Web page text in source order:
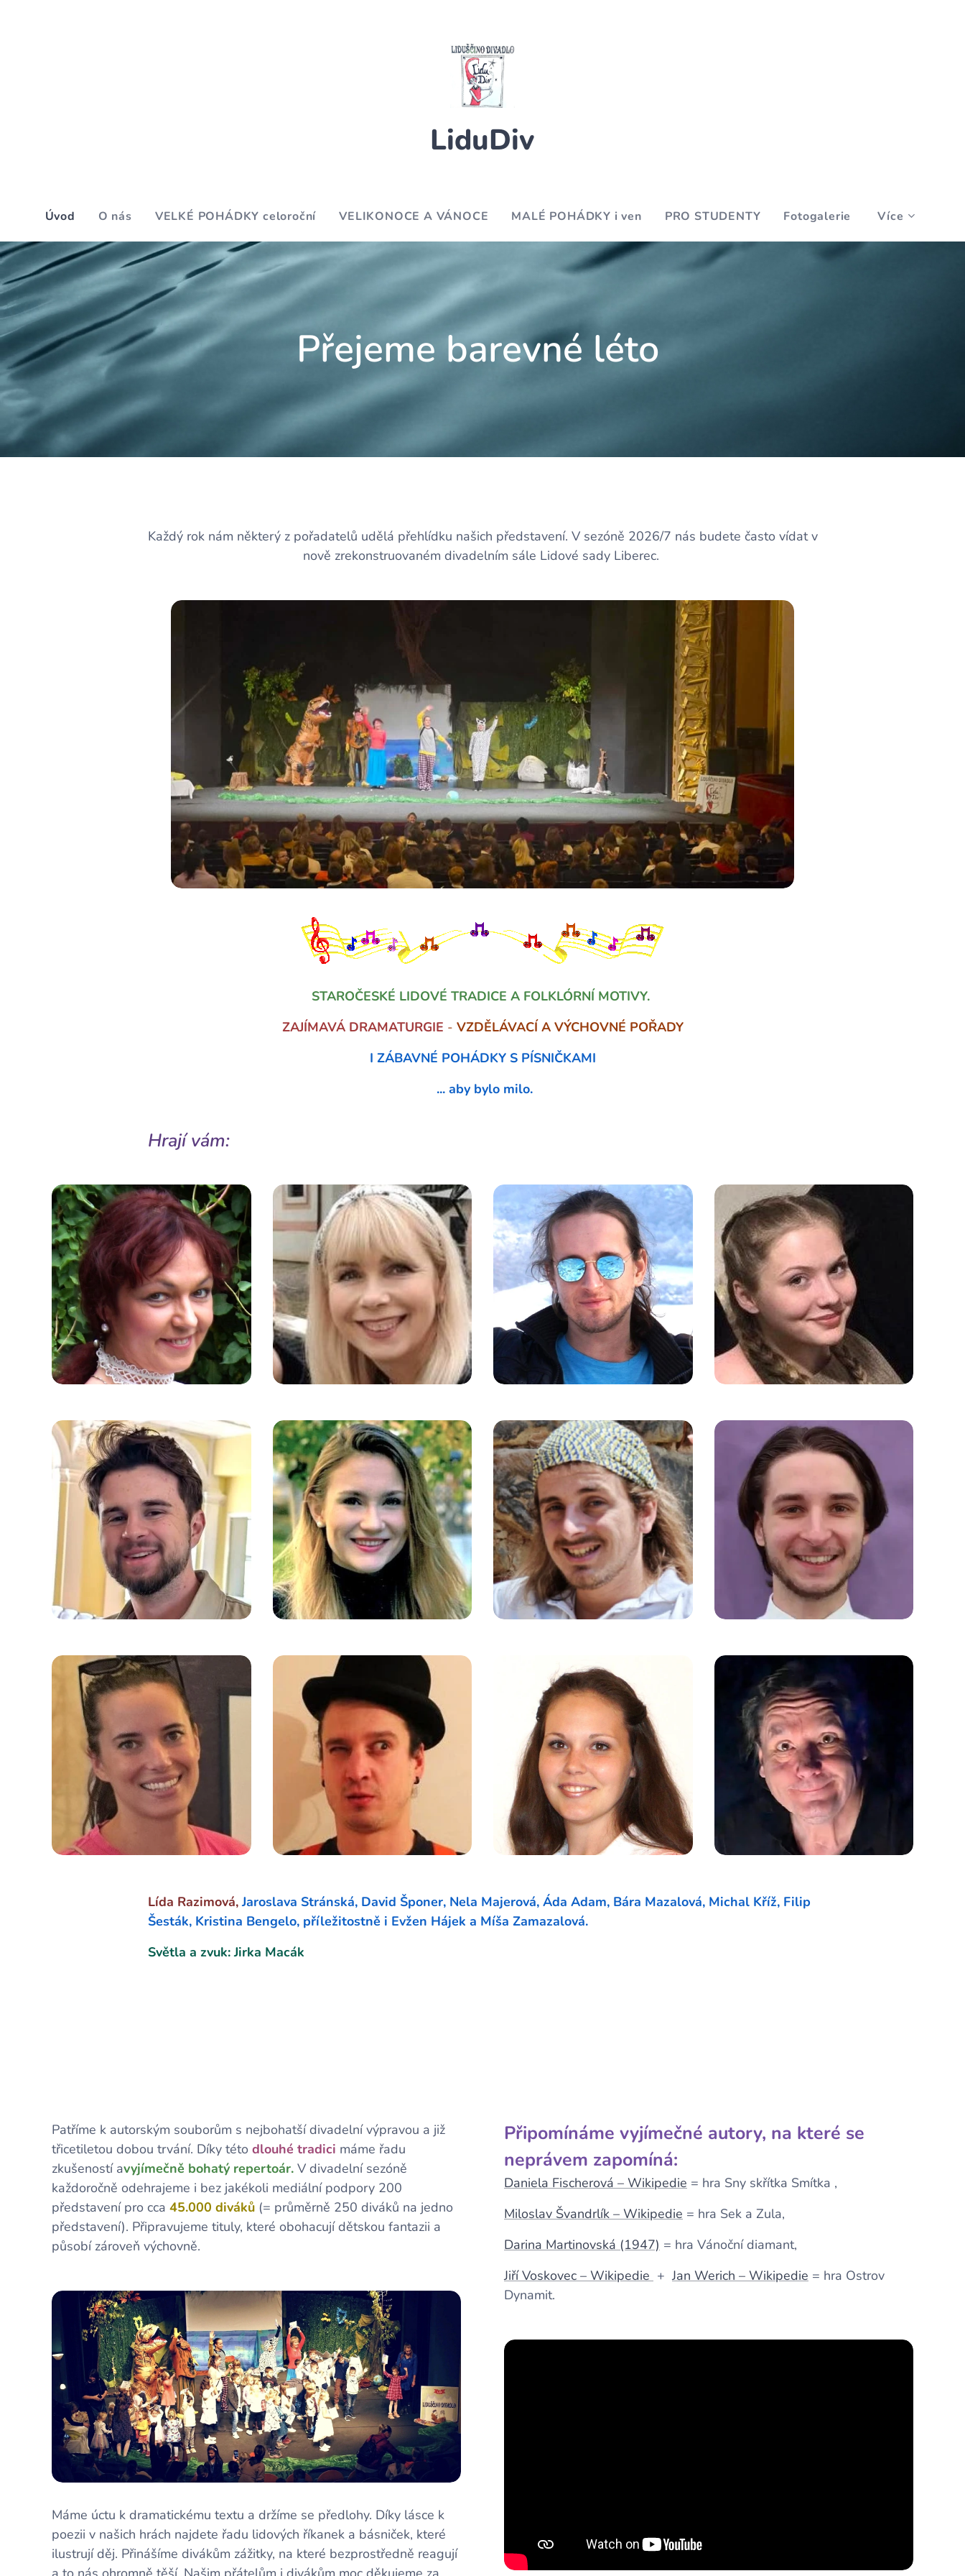
LiduDiv
Úvod O nás VELKÉ POHÁDKY celoroční VELIKONOCE A VÁNOCE MALÉ POHÁDKY i ven PRO STUDENTY Fotogalerie Více
Přejeme barevné léto
Každý rok nám některý z pořadatelů udělá přehlídku našich představení. V sezóně 2026/7 nás budete často vídat v
nově zrekonstruovaném divadelním sále Lidové sady Liberec.
STAROČESKÉ LIDOVÉ TRADICE A FOLKLÓRNÍ MOTIVY.
ZAJÍMAVÁ DRAMATURGIE - VZDĚLÁVACÍ A VÝCHOVNÉ POŘADY
I ZÁBAVNÉ POHÁDKY S PÍSNIČKAMI
... aby bylo milo.
Hrají vám:
Lída Razimová,Jaroslava Stránská, David Šponer, Nela Majerová, Áda Adam, Bára Mazalová, Michal Kříž, Filip
Šesták, Kristina Bengelo, příležitostně i Evžen Hájek a Míša Zamazalová.
Světla a zvuk: Jirka Macák
Patříme k autorským souborům s nejbohatší divadelní výpravou a již
třicetiletou dobou trvání. Díky této dlouhé tradici máme řadu
zkušeností avyjímečně bohatý repertoár. V divadelní sezóně
každoročně odehrajeme i bez jakékoli mediální podpory 200
představení pro cca 45.000 diváků (= průměrně 250 diváků na jedno
představení). Připravujeme tituly, které obohacují dětskou fantazii a
působí zároveň výchovně.
Máme úctu k dramatickému textu a držíme se předlohy. Díky lásce k
poezii v našich hrách najdete řadu lidových říkanek a básniček, které
ilustrují děj. Přinášíme divákům zážitky, na které bezprostředně reagují
Připomínáme vyjímečné autory, na které se
neprávem zapomíná:
Daniela Fischerová – Wikipedie = hra Sny skřítka Smítka ,
Miloslav Švandrlík – Wikipedie = hra Sek a Zula,
Darina Martinovská (1947) = hra Vánoční diamant,
Jiří Voskovec – Wikipedie +Jan Werich – Wikipedie = hra Ostrov
Dynamit.